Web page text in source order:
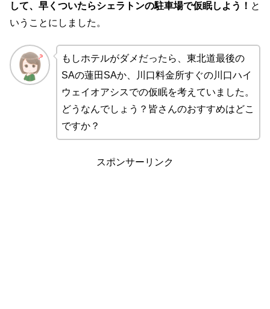
して、早くついたらシェラトンの駐車場で仮眠しよう！ と
いうことにしました。
もしホテルがダメだったら、東北道最後の
SAの蓮田SAか、川口料金所すぐの川口ハイ
ウェイオアシスでの仮眠を考えていました。
どうなんでしょう？皆さんのおすすめはどこ
ですか？
スポンサーリンク